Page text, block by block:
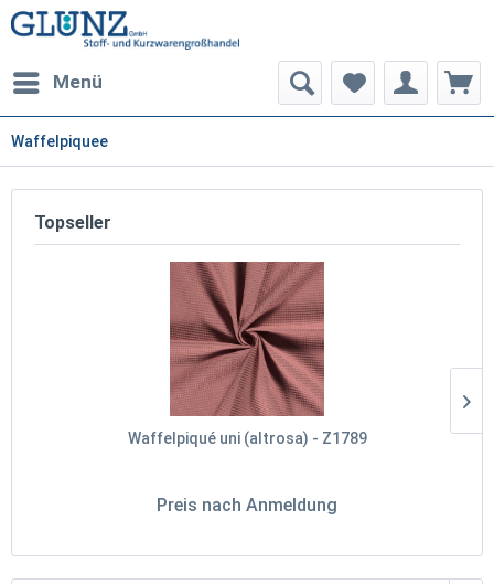
Menü
Waffelpiquee
Topseller
Waffelpiqué uni (altrosa) - Z1789
Preis nach Anmeldung